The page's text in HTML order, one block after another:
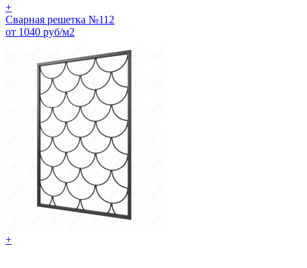
+
Сварная решетка №112
от 1040 руб/м2
+